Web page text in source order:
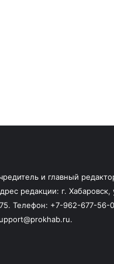
и главный
редакции: г.
Телефон: +7-962-677-56-